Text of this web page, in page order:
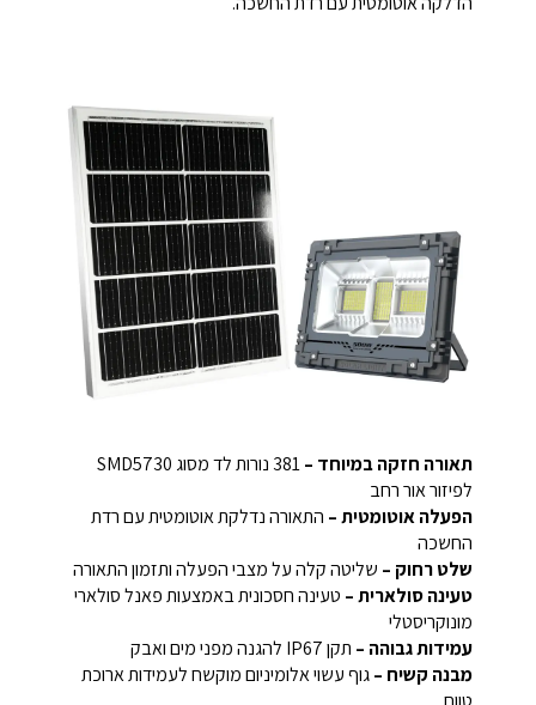
תאורה חזקה במיוחד –
381 נורות לד מסוג SMD5730
לפיזור אור רחב
הפעלה אוטומטית – התאורה נדלקת אוטומטית עם רדת
החשכה
שלט רחוק – שליטה קלה על מצבי הפעלה ותזמון התאורה
טעינה סולארית – טעינה חסכונית באמצעות פאנל סולארי
מונוקריסטלי
עמידות גבוהה – תקן IP67 להגנה מפני מים ואבק
מבנה קשיח –גוף עשוי אלומיניום מוקשח לעמידות ארוכת